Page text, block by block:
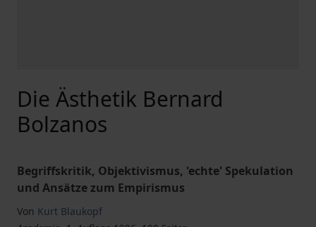
Die Ästhetik Bernard
Bolzanos
Begriffskritik, Objektivismus, 'echte' Spekulation
und Ansätze zum Empirismus
Von Kurt Blaukopf